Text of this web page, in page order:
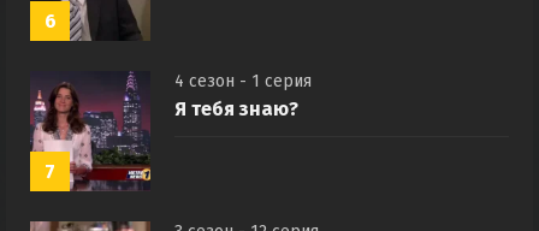
6
7
4 сезон - 1 серия
Я тебя знаю?